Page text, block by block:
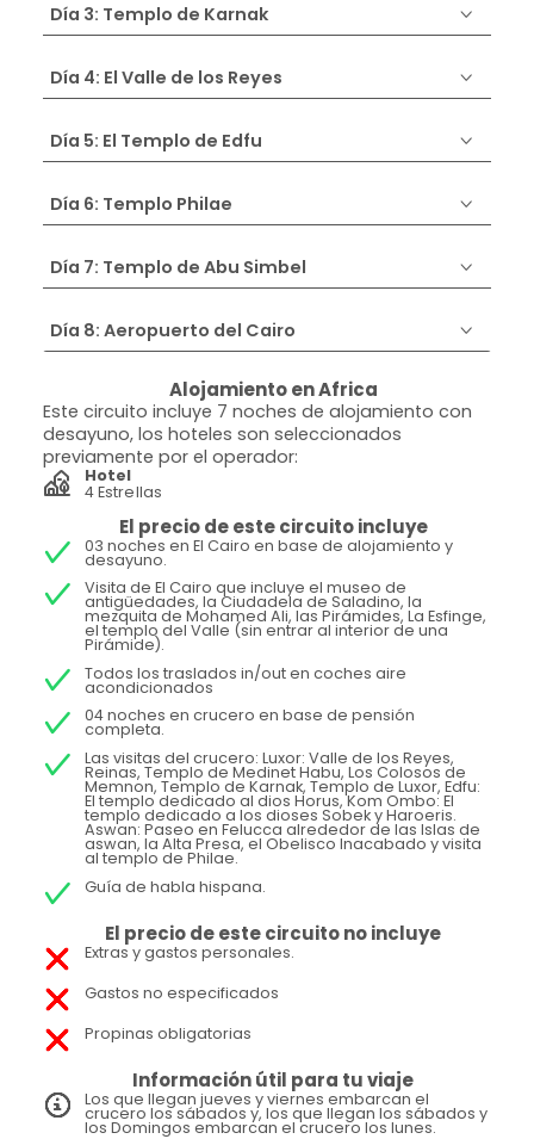
Día 3: Templo de Karnak
Día 4: El Valle de los Reyes
Día 5: El Templo de Edfu
Día 6: Templo Philae
Día 7: Templo de Abu Simbel
Día 8: Aeropuerto del Cairo
Alojamiento en Africa
Este circuito incluye 7 noches de alojamiento con
desayuno, los hoteles son seleccionados
previamente por el operador:
Hotel
4 Estrellas
El precio de este circuito incluye
03 noches en El Cairo en base de alojamiento y
desayuno.
Visita de El Cairo que incluye el museo de
antigüedades, la Ciudadela de Saladino, la
mezquita de Mohamed Ali, las Pirámides, La Esfinge,
el templo del Valle (sin entrar al interior de una
Pirámide).
Todos los traslados in/out en coches aire
acondicionados
04 noches en crucero en base de pensión
completa.
Las visitas del crucero: Luxor: Valle de los Reyes,
Reinas, Templo de Medinet Habu, Los Colosos de
Memnon, Templo de Karnak, Templo de Luxor, Edfu:
El templo dedicado al dios Horus, Kom Ombo: El
templo dedicado a los dioses Sobek y Haroeris.
Aswan: Paseo en Felucca alrededor de las Islas de
aswan, la Alta Presa, el Obelisco Inacabado y visita
al templo de Philae.
Guía de habla hispana.
El precio de este circuito no incluye
Extras y gastos personales.
Gastos no especificados
Propinas obligatorias
Información útil para tu viaje
Los que llegan jueves y viernes embarcan el
crucero los sábados y, los que llegan los sábados y
los Domingos embarcan el crucero los lunes.